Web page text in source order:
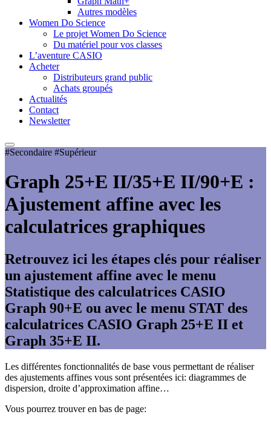
Autres modèles
Women Do Science
Le projet Women Do Science
Du matériel pour vos classes
L’aventure CASIO
Acheter
Distributeurs grand public
Achats groupés
Actualités
Contact
Newsletter
#Secondaire #Supérieur
Graph 25+E II/35+E II/90+E :
Ajustement affine avec les
calculatrices graphiques
Retrouvez ici les étapes clés pour réaliser
un ajustement affine avec le menu
Statistique des calculatrices CASIO
Graph 90+E ou avec le menu STAT des
calculatrices CASIO Graph 25+E II et
Graph 35+E II.
Les différentes fonctionnalités de base vous permettant de réaliser
des ajustements affines vous sont présentées ici: diagrammes de
dispersion, droite d’approximation affine…
Vous pourrez trouver en bas de page: